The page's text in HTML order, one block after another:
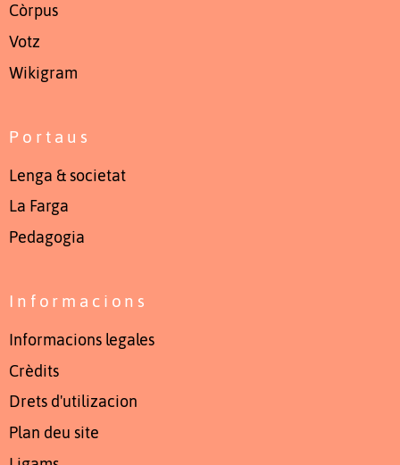
Còrpus
Votz
Wikigram
Portaus
Lenga & societat
La Farga
Pedagogia
Informacions
Informacions legales
Crèdits
Drets d'utilizacion
Plan deu site